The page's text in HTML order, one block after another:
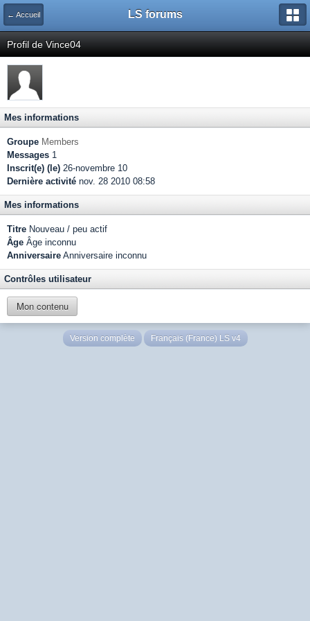
← Accueil LS forums
Profil de Vince04
Mes informations
Groupe Members
Messages 1
Inscrit(e) (le) 26-novembre 10
Dernière activité nov. 28 2010 08:58
Mes informations
Titre Nouveau / peu actif
Âge Âge inconnu
Anniversaire Anniversaire inconnu
Contrôles utilisateur
Mon contenu
Version complète Français (France) LS v4